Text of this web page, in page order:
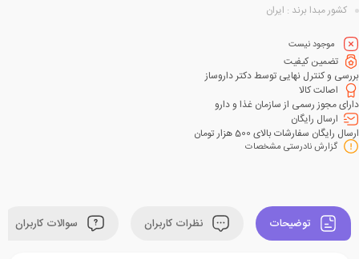
کشور مبدا برند : ایران
موجود نیست
تضمین کیفیت
بررسی و کنترل نهایی توسط دکتر داروساز
اصالت کالا
دارای مجوز رسمی از سازمان غذا و دارو
ارسال رایگان
ارسال رایگان سفارشات بالای 500 هزار تومان
گزارش نادرستی مشخصات
توضیحات نظرات کاربران سوالات کاربران